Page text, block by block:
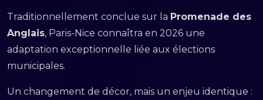
Traditionnellement conclue sur la Promenade des
Anglais, Paris-Nice connaîtra en 2026 une
adaptation exceptionnelle liée aux élections
municipales.
Un changement de décor, mais un enjeu identique :